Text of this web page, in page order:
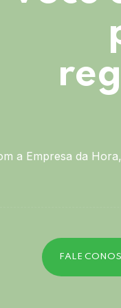
a Empresa da
FALE